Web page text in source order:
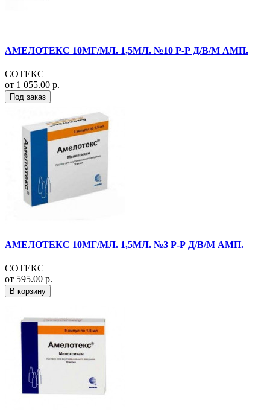
АМЕЛОТЕКС 10МГ/МЛ. 1,5МЛ. №10 Р-Р Д/В/М АМП.
СОТЕКС
от 1 055.00 р.
Под заказ
АМЕЛОТЕКС 10МГ/МЛ. 1,5МЛ. №3 Р-Р Д/В/М АМП.
СОТЕКС
от 595.00 р.
В корзину